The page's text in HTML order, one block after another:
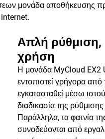
μονάδα αποθήκευσης
Απλή ρύθμιση,
χρήση
Η μονάδα MyCloud EX2
εντοπιστεί γρήγορα από
εγκατασταθεί μέσω
διαδικασία της
Παράλληλα, τα φατνία
συνοδεύονται από